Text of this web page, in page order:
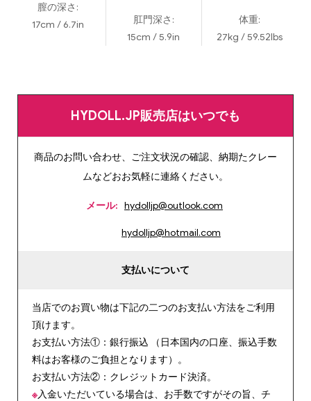
膣の深さ:
17cm / 6.7in
肛門深さ:
15cm / 5.9in
体重:
27kg / 59.52lbs
HYDOLL.JP販売店はいつでも
商品のお問い合わせ、ご注文状況の確認、納期たクレー
ムなどおお気軽に連絡ください。
メール: hydolljp@outlook.com
hydolljp@hotmail.com
支払いについて
当店でのお買い物は下記の二つのお支払い方法をご利用
頂けます。
お支払い方法①：銀行振込 （日本国内の口座、振込手数
料はお客様のご負担となります）。
お支払い方法②：クレジットカード決済。
※入金いただいている場合は、お手数ですがその旨、チ